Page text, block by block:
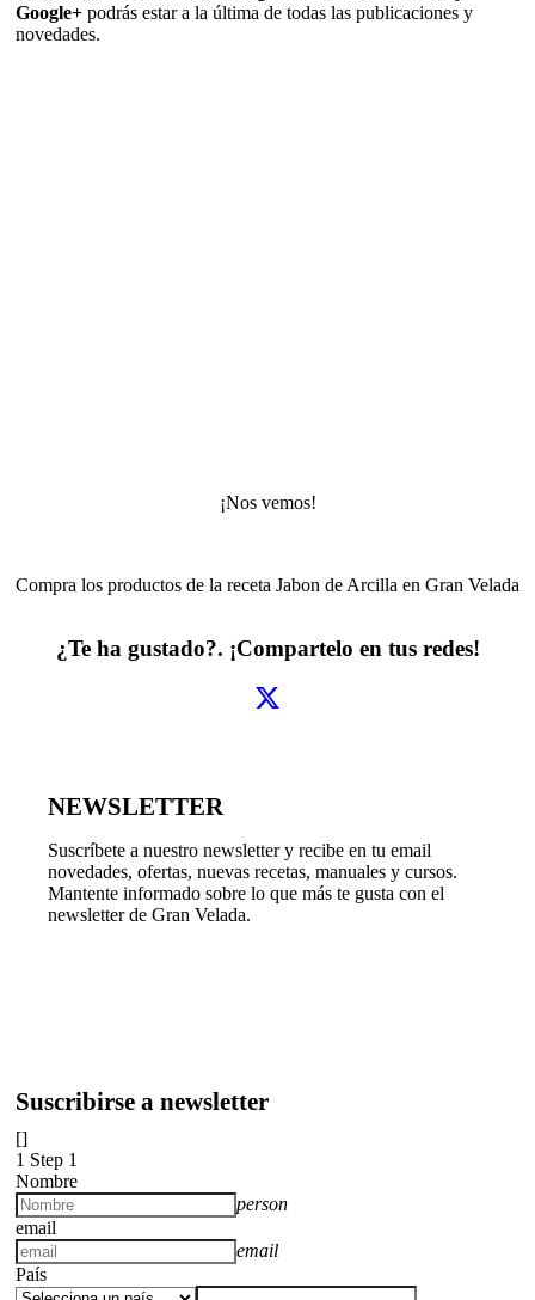
Google+ podrás estar a la última de todas las publicaciones y
novedades.
¡Nos vemos!
Compra los productos de la receta Jabon de Arcilla en Gran Velada
¿Te ha gustado?. ¡Compartelo en tus redes!
NEWSLETTER
Suscríbete a nuestro newsletter y recibe en tu email
novedades, ofertas, nuevas recetas, manuales y cursos.
Mantente informado sobre lo que más te gusta con el
newsletter de Gran Velada.
Suscribirse a newsletter
[]
1 Step 1
Nombre
person
email
email
País